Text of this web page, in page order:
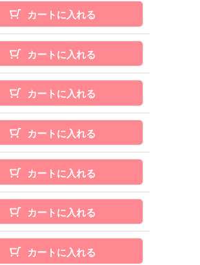
カートに入れる
カートに入れる
カートに入れる
カートに入れる
カートに入れる
カートに入れる
カートに入れる